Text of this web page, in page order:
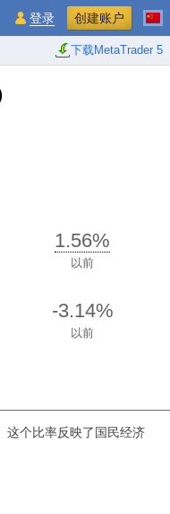
下载MetaTrader 5
登录 创建账户
1.56%
以前
-3.14%
以前
这个比率反映了国民经济